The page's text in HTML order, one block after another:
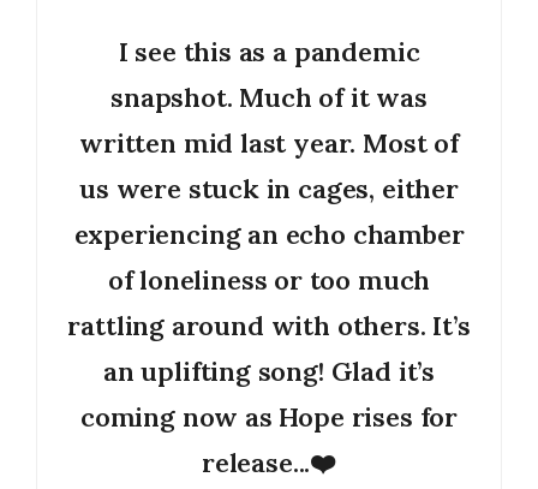
I see this as a pandemic
snapshot. Much of it was
written mid last year. Most of
us were stuck in cages, either
experiencing an echo chamber
of loneliness or too much
rattling around with others. It’s
an uplifting song! Glad it’s
coming now as Hope rises for
release...❤️